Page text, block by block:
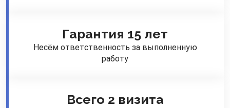
Гарантия 15 лет
Несём ответственность за выполненную
работу
Всего 2 визита